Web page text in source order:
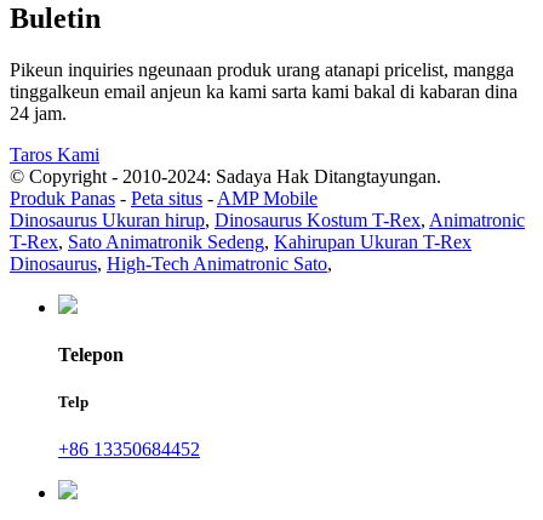
Buletin
Pikeun inquiries ngeunaan produk urang atanapi pricelist, mangga
tinggalkeun email anjeun ka kami sarta kami bakal di kabaran dina
24 jam.
Taros Kami
© Copyright - 2010-2024: Sadaya Hak Ditangtayungan.
Produk Panas - Peta situs - AMP Mobile
Dinosaurus Ukuran hirup, Dinosaurus Kostum T-Rex, Animatronic
T-Rex, Sato Animatronik Sedeng, Kahirupan Ukuran T-Rex
Dinosaurus, High-Tech Animatronic Sato,
Telepon
Telp
+86 13350684452